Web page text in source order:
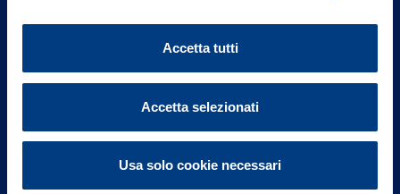
Accetta tutti
Accetta selezionati
Usa solo cookie necessari
Governance
Altre informazioni